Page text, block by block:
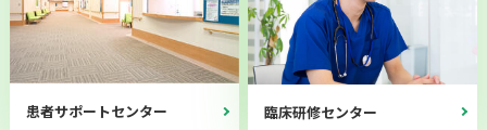
患者サポートセンター 臨床研修センター